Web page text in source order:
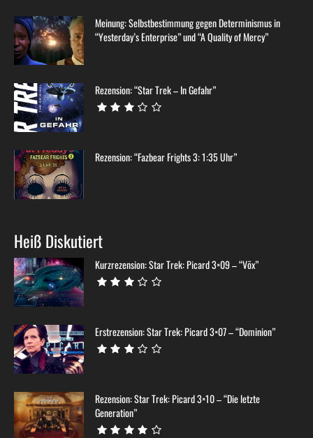
Meinung: Selbstbestimmung gegen Determinismus in
“Yesterday’s Enterprise” und “A Quality of Mercy”
Rezension: “Star Trek – In Gefahr”
Rezension: “Fazbear Frights 3: 1:35 Uhr”
Heiß Diskutiert
Kurzrezension: Star Trek: Picard 3×09 – “Võx”
Erstrezension: Star Trek: Picard 3×07 – “Dominion”
Rezension: Star Trek: Picard 3×10 – “Die letzte
Generation”